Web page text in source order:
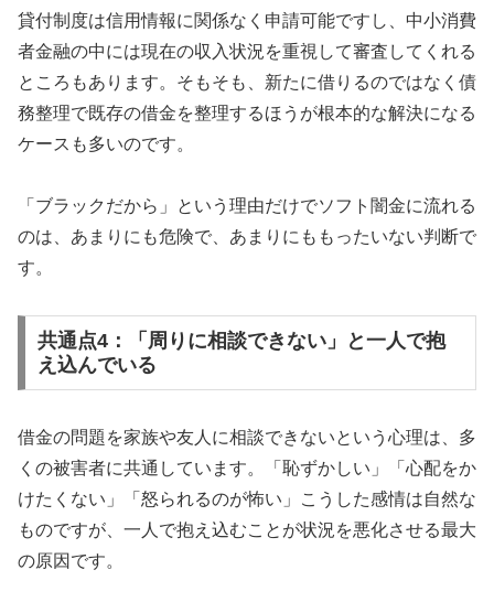
貸付制度は信用情報に関係なく申請可能ですし、中小消費
者金融の中には現在の収入状況を重視して審査してくれる
ところもあります。そもそも、新たに借りるのではなく債
務整理で既存の借金を整理するほうが根本的な解決になる
ケースも多いのです。
「ブラックだから」という理由だけでソフト闇金に流れる
のは、あまりにも危険で、あまりにももったいない判断で
す。
共通点4：「周りに相談できない」と一人で抱
え込んでいる
借金の問題を家族や友人に相談できないという心理は、多
くの被害者に共通しています。「恥ずかしい」「心配をか
けたくない」「怒られるのが怖い」こうした感情は自然な
ものですが、一人で抱え込むことが状況を悪化させる最大
の原因です。